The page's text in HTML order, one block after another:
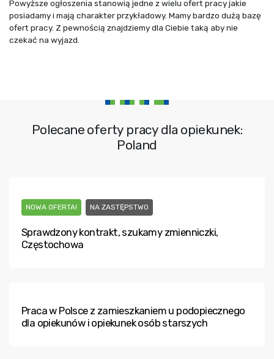
Powyższe ogłoszenia stanowią jedne z wielu ofert pracy jakie
posiadamy i mają charakter przykładowy. Mamy bardzo dużą bazę
ofert pracy. Z pewnością znajdziemy dla Ciebie taką aby nie
czekać na wyjazd.
Polecane oferty pracy dla opiekunek:
Poland
NOWA OFERTA! NA ZASTĘPSTWO
Sprawdzony kontrakt, szukamy zmienniczki,
Częstochowa
Praca w Polsce z zamieszkaniem u podopiecznego
dla opiekunów i opiekunek osób starszych